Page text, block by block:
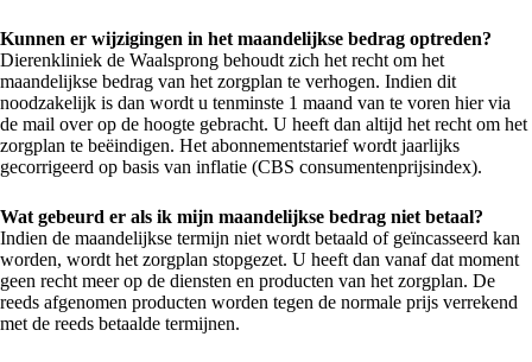
Kunnen er wijzigingen in het maandelijkse bedrag optreden?
Dierenkliniek de Waalsprong behoudt zich het recht om het
maandelijkse bedrag van het zorgplan te verhogen. Indien dit
noodzakelijk is dan wordt u tenminste 1 maand van te voren hier via
de mail over op de hoogte gebracht. U heeft dan altijd het recht om het
zorgplan te beëindigen. Het abonnementstarief wordt jaarlijks
gecorrigeerd op basis van inflatie (CBS consumentenprijsindex).
Wat gebeurd er als ik mijn maandelijkse bedrag niet betaal?
Indien de maandelijkse termijn niet wordt betaald of geïncasseerd kan
worden, wordt het zorgplan stopgezet. U heeft dan vanaf dat moment
geen recht meer op de diensten en producten van het zorgplan. De
reeds afgenomen producten worden tegen de normale prijs verrekend
met de reeds betaalde termijnen.